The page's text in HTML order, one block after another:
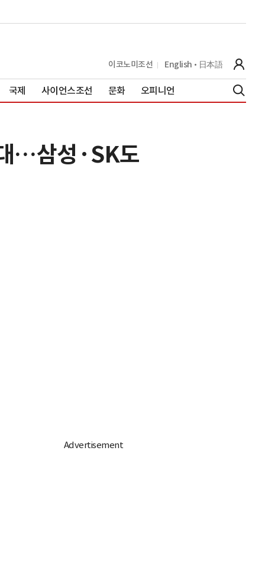
이코노미조선 English 日本語
국제 사이언스조선 문화 오피니언
…삼성·SK도